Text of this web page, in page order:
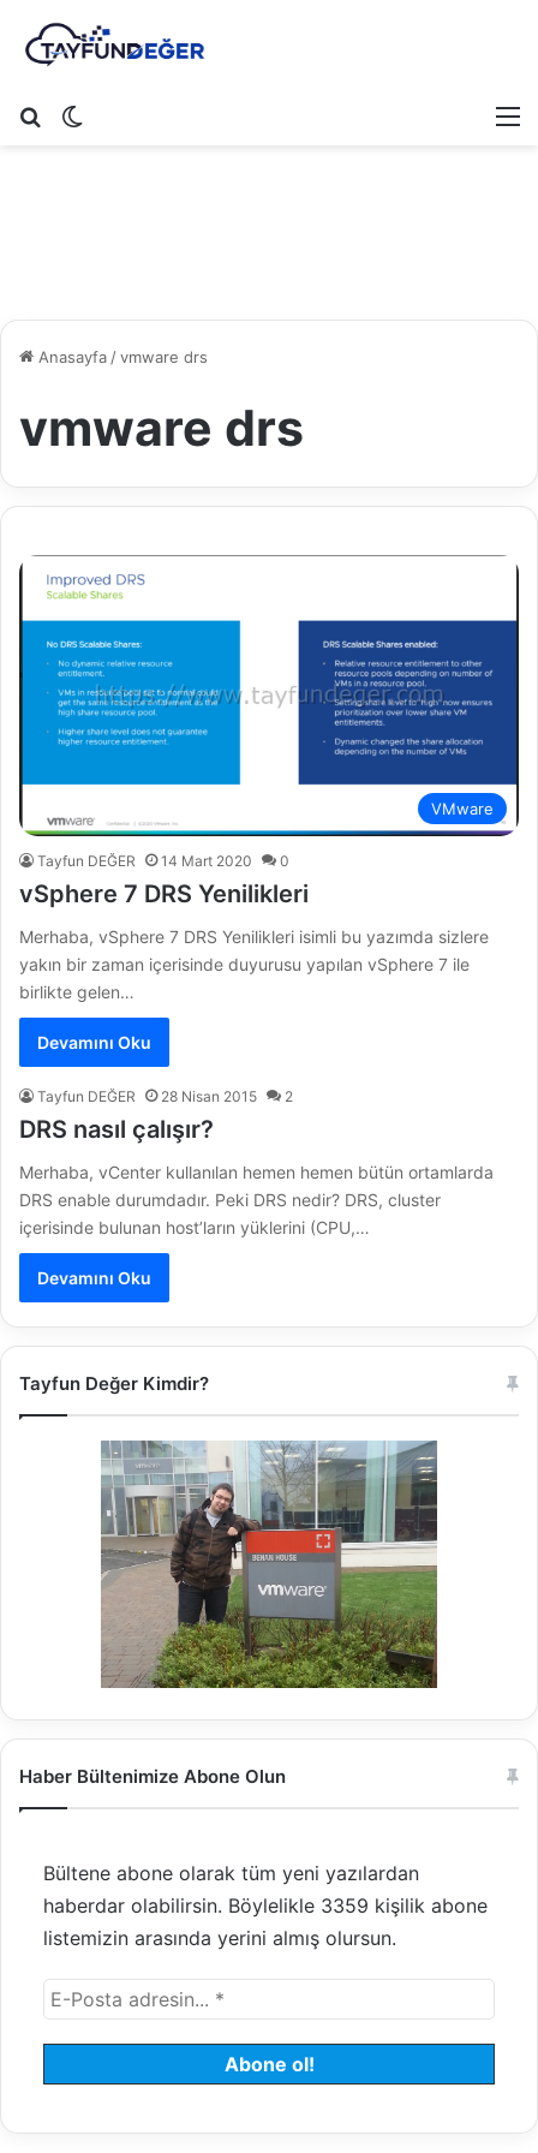
Arama yap ...
Anasayfa/vmware drs
vmware drs
VMware
Tayfun DEĞER 14 Mart 2020 0
vSphere 7 DRS Yenilikleri
Merhaba, vSphere 7 DRS Yenilikleri isimli bu yazımda sizlere
yakın bir zaman içerisinde duyurusu yapılan vSphere 7 ile
birlikte gelen…
Devamını Oku
Tayfun DEĞER 28 Nisan 2015 2
DRS nasıl çalışır?
Merhaba, vCenter kullanılan hemen hemen bütün ortamlarda
DRS enable durumdadır. Peki DRS nedir? DRS, cluster
içerisinde bulunan host’ların yüklerini (CPU,…
Devamını Oku
Tayfun Değer Kimdir?
Haber Bültenimize Abone Olun
Bültene abone olarak tüm yeni yazılardan
haberdar olabilirsin. Böylelikle 3359 kişilik abone
listemizin arasında yerini almış olursun.